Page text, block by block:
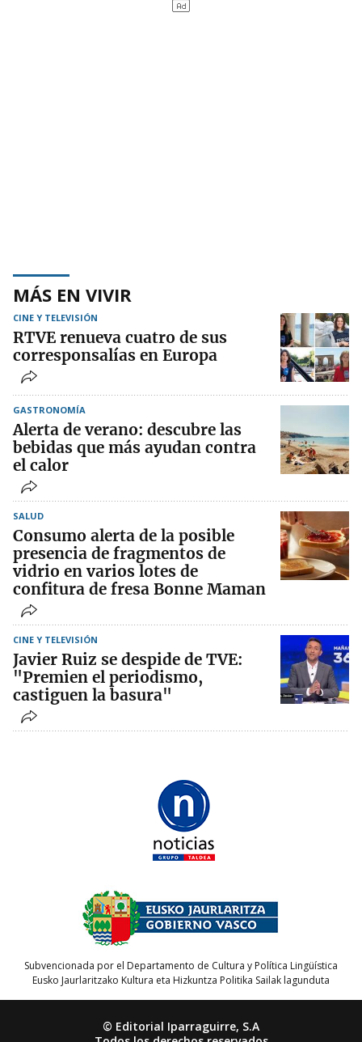
MÁS EN VIVIR
CINE Y TELEVISIÓN
RTVE renueva cuatro de sus
corresponsalías en Europa
GASTRONOMÍA
Alerta de verano: descubre las
bebidas que más ayudan contra
el calor
SALUD
Consumo alerta de la posible
presencia de fragmentos de
vidrio en varios lotes de
confitura de fresa Bonne Maman
CINE Y TELEVISIÓN
Javier Ruiz se despide de TVE:
"Premien el periodismo,
castiguen la basura"
Subvencionada por el Departamento de Cultura y Política Lingüística
Eusko Jaurlaritzako Kultura eta Hizkuntza Politika Sailak lagunduta
© Editorial Iparraguirre, S.A